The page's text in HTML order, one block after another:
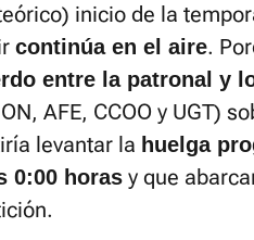
inicio de la
continúa en el aire.
entre la patronal y
AFE, CCOO y UGT)
levantar la huelga
0:00 horas y que